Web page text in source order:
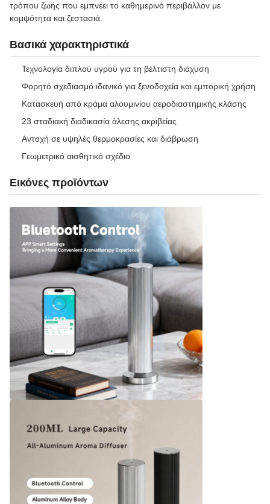
τρόπου ζωής που εμπνέει το καθημερινό περιβάλλον με
κομψότητα και ζεστασιά.
Βασικά χαρακτηριστικά
Τεχνολογία διπλού υγρού για τη βέλτιστη διάχυση
Φορητό σχεδιασμό ιδανικό για ξενοδοχεία και εμπορική χρήση
Κατασκευή από κράμα αλουμινίου αεροδιαστημικής κλάσης
23 σταδιακή διαδικασία άλεσης ακριβείας
Αντοχή σε υψηλές θερμοκρασίες και διάβρωση
Γεωμετρικό αισθητικό σχέδιο
Εικόνες προϊόντων